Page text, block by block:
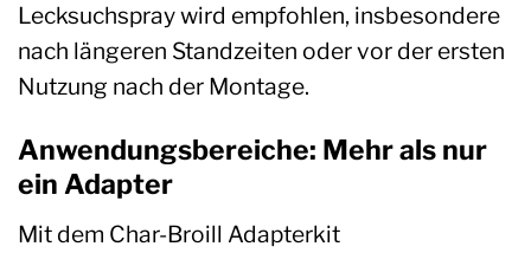
Lecksuchspray wird empfohlen, insbesondere
nach längeren Standzeiten oder vor der ersten
Nutzung nach der Montage.
Anwendungsbereiche: Mehr als nur
ein Adapter
Mit dem Char-Broill Adapterkit